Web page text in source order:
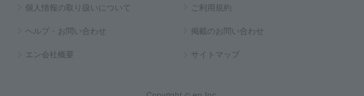
個人情報の取り扱いについて ご利用規約
ヘルプ・お問い合わせ 掲載のお問い合わせ
エン会社概要 サイトマップ